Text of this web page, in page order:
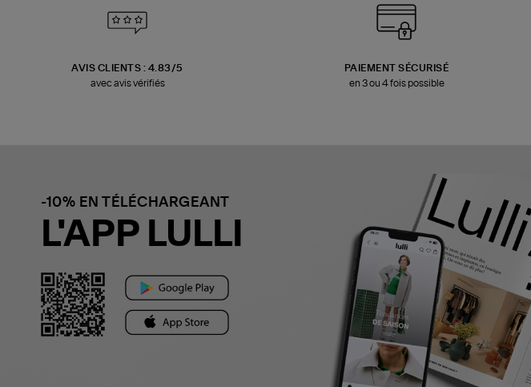
AVIS CLIENTS : 4.83/5
avec avis vérifiés
PAIEMENT SÉCURISÉ
en 3 ou 4 fois possible
-10% EN TÉLÉCHARGEANT
L'APP LULLI